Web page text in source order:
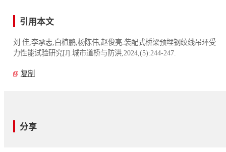
引用本文
刘 佳,李承志,白植鹏,杨陈伟,赵俊亮.装配式桥梁预埋钢绞线吊环受
力性能试验研究[J].城市道桥与防洪,2024,(5):244-247.
复制
分享